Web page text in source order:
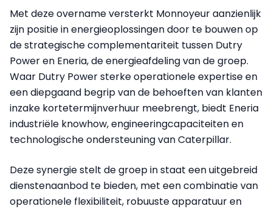
Met deze overname versterkt Monnoyeur aanzienlijk
zijn positie in energieoplossingen door te bouwen op
de strategische complementariteit tussen Dutry
Power en Eneria, de energieafdeling van de groep.
Waar Dutry Power sterke operationele expertise en
een diepgaand begrip van de behoeften van klanten
inzake kortetermijnverhuur meebrengt, biedt Eneria
industriële knowhow, engineeringcapaciteiten en
technologische ondersteuning van Caterpillar.
Deze synergie stelt de groep in staat een uitgebreid
dienstenaanbod te bieden, met een combinatie van
operationele flexibiliteit, robuuste apparatuur en